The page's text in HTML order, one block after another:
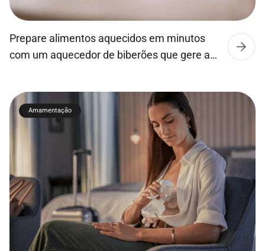
Prepare alimentos aquecidos em minutos
com um aquecedor de biberões que gere a
automaticamente o padrão de aquecimento
para que o aquecedor aqueça de forma
rápida e uniforme. O controlo inteligente da
temperatura seleciona o modo de
aquecimento ideal Defina o volume de leite,
[…]
Amamentação